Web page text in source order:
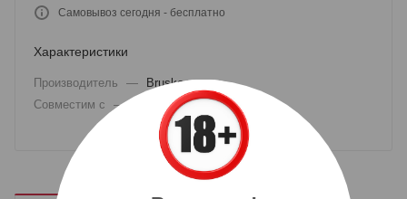
Самовывоз сегодня - бесплатно
Характеристики
Производитель —
Brusko
Совместим с
— Brusko Flexus Stik